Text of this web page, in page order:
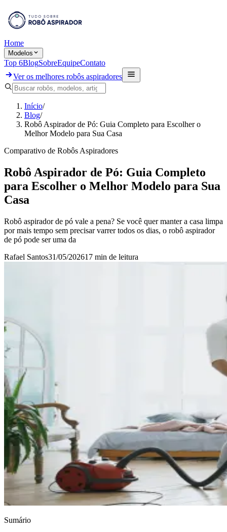
Home
Modelos
Top 6BlogSobreEquipeContato
Ver os melhores robôs aspiradores
Início/
Blog/
Robô Aspirador de Pó: Guia Completo para Escolher o
Melhor Modelo para Sua Casa
Comparativo de Robôs Aspiradores
Robô Aspirador de Pó: Guia Completo
para Escolher o Melhor Modelo para Sua
Casa
Robô aspirador de pó vale a pena? Se você quer manter a casa limpa
por mais tempo sem precisar varrer todos os dias, o robô aspirador
de pó pode ser uma da
Rafael Santos31/05/202617 min de leitura
Sumário